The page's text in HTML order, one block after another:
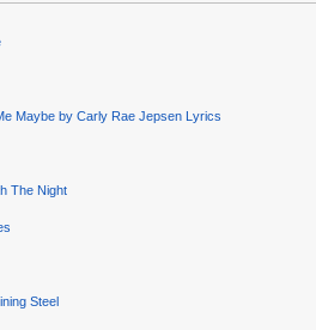
Maybe by Carly Rae Jepsen Lyrics
The Night
Steel